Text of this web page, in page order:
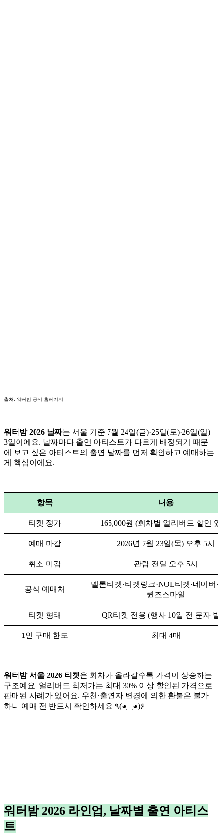
출처: 워터밤 공식 홈페이지
워터밤 2026 날짜는 서울 기준 7월 24일(금)·25일(토)·26일(일)
3일이에요. 날짜마다 출연 아티스트가 다르게 배정되기 때문
에 보고 싶은 아티스트의 출연 날짜를 먼저 확인하고 예매하는
게 핵심이에요.
항목 내용
티켓 정가 165,000원 (회차별 얼리버드 할인
예매 마감 2026년 7월 23일(목) 오후 5시
취소 마감 관람 전일 오후 5시
공식 예매처
멜론티켓·티켓링크·NOL티켓·네이버
퀸즈스마일
티켓 형태 QR티켓 전용 (행사 10일 전 문자
1인 구매 한도 최대 4매
워터밤 서울 2026 티켓은 회차가 올라갈수록 가격이 상승하는
구조예요. 얼리버드 최저가는 최대 30% 이상 할인된 가격으로
판매된 사례가 있어요. 우천·출연자 변경에 의한 환불은 불가
하니 예매 전 반드시 확인하세요 ٩(◕‿◕)۶
워터밤 2026 라인업, 날짜별 출연 아티스
트